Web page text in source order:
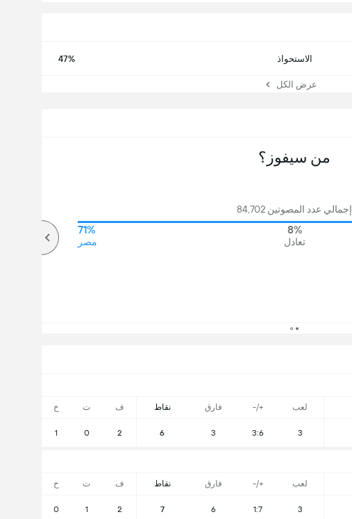
الاستحواذ 47%
عرض الكل
لعب +/- فارق نقاط ف ت خ
3
3:6
3
6
2
0
1
لعب +/- فارق نقاط ف ت خ
3
1:7
6
7
2
1
0
من سيفوز؟
إجمالي عدد المصوتين 84,702
8%
تعادل
71%
مصر